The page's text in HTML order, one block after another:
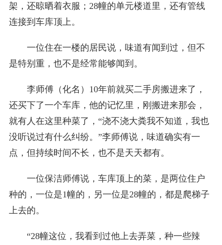
架，还晾晒着衣服；28幢的单元楼道里，还有管线
连接到车库顶上。
一位住在一楼的居民说，味道有闻到过，但不
是特别重，也不是经常能够闻到。
李师傅（化名）10年前就买二手房搬进来了，
还买下了一个车库，他的记忆里，刚搬进来那会，
就有人在这里种菜了，“浇不浇大粪我不知道，我也
没听说过有什么纠纷。”李师傅说，味道确实有一
点，但持续时间不长，也不是天天都有。
一位保洁师傅说，车库顶上的菜，是两位住户
种的，一位是1幢的，另一位是28幢的，都是爬梯子
上去的。
“28幢这位，我看到过他上去弄菜，种一些辣